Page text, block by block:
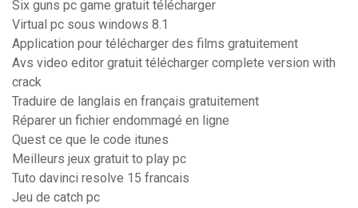
Six guns pc game gratuit télécharger
Virtual pc sous windows 8.1
Application pour télécharger des films gratuitement
Avs video editor gratuit télécharger complete version with
crack
Traduire de langlais en français gratuitement
Réparer un fichier endommagé en ligne
Quest ce que le code itunes
Meilleurs jeux gratuit to play pc
Tuto davinci resolve 15 francais
Jeu de catch pc